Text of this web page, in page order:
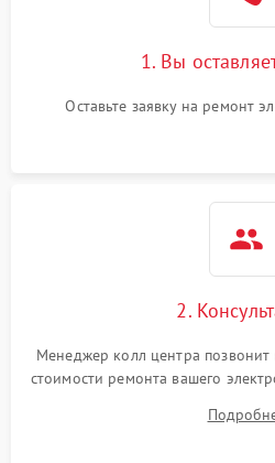
1. Вы
Оставьте заявку на ремонт
2.
Менеджер колл центра позвонит
стоимости ремонта вашего